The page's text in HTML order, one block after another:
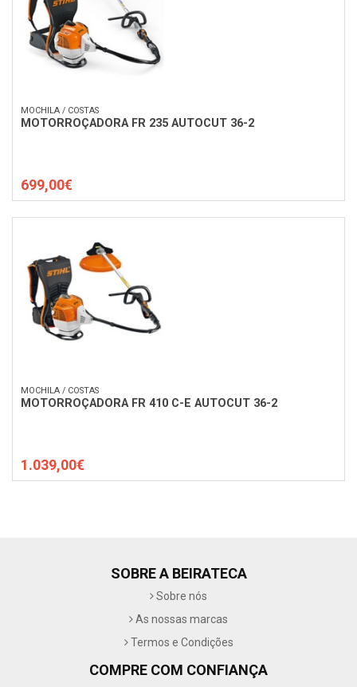
MOCHILA / COSTAS
MOTORROÇADORA FR 235 AUTOCUT 36-2
699,00€
MOCHILA / COSTAS
MOTORROÇADORA FR 410 C-E AUTOCUT 36-2
1.039,00€
SOBRE A BEIRATECA
Sobre nós
As nossas marcas
Termos e Condições
COMPRE COM CONFIANÇA